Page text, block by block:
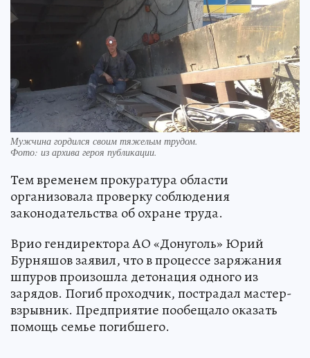
Мужчина гордился своим тяжелым трудом.
Фото: из архива героя публикации.
Тем временем прокуратура области
организовала проверку соблюдения
законодательства об охране труда.
Врио гендиректора АО «Донуголь» Юрий
Бурняшов заявил, что в процессе заряжания
шпуров произошла детонация одного из
зарядов. Погиб проходчик, пострадал мастер-
взрывник. Предприятие пообещало оказать
помощь семье погибшего.